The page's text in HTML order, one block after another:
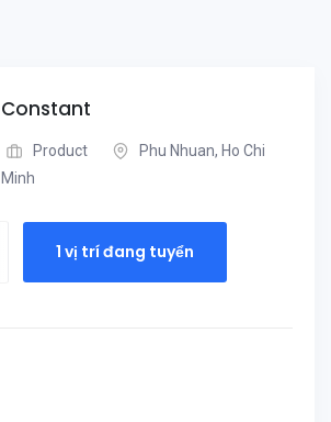
Constant
Product
Phu Nhuan, Ho Chi
Minh
1 vị trí đang tuyển